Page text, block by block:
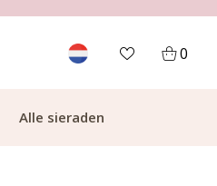
0
Alle sieraden